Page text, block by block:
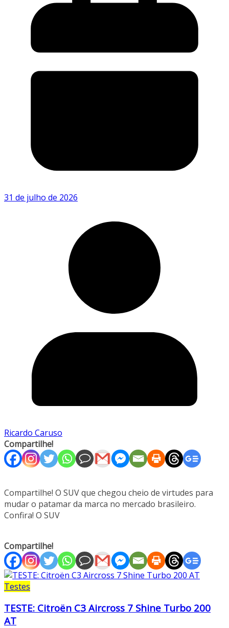
31 de julho de 2026
Ricardo Caruso
Compartilhe!
Compartilhe! O SUV que chegou cheio de virtudes para
mudar o patamar da marca no mercado brasileiro.
Confira! O SUV
Compartilhe!
Testes
TESTE: Citroën C3 Aircross 7 Shine Turbo 200
AT